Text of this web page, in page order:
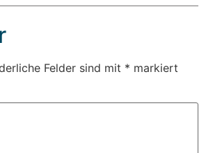
Felder sind mit * markiert